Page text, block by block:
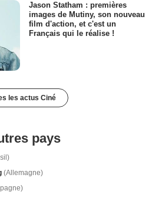
Jason Statham : premières
images de Mutiny, son nouveau
film d'action, et c'est un
Français qui le réalise !
les actus Ciné
pays
(Allemagne)